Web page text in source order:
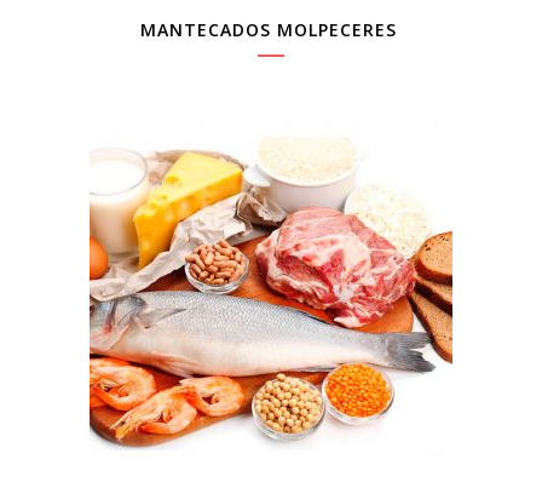
MANTECADOS MOLPECERES